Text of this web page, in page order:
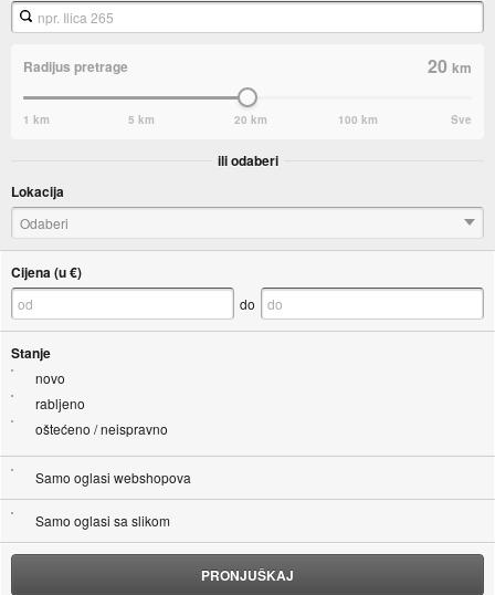
Radijus pretrage 20km
1 km 5 km 20 km 100 km Sve
ili odaberi
Lokacija
Odaberi
Cijena (u €)
do
Stanje
novo
rabljeno
oštećeno / neispravno
Samo oglasi webshopova
Samo oglasi sa slikom
PRONJUŠKAJ